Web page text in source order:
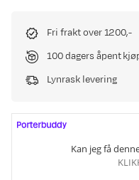
Fri frakt over 1200,-
100 dagers åpent
Lynrask levering
Kan jeg få